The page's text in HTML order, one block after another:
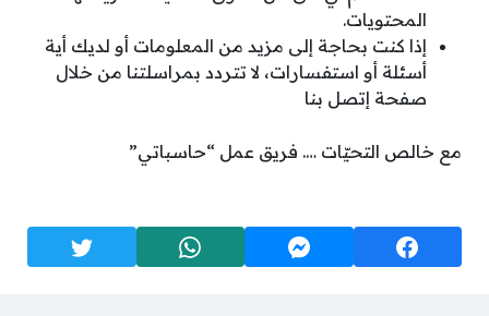
المحتويات.
إذا كنت بحاجة إلى مزيد من المعلومات أو لديك أية
أسئلة أو استفسارات، لا تتردد بمراسلتنا من خلال
صفحة إتصل بنا
مع خالص التحيّات …. فريق عمل “حاسباتي”